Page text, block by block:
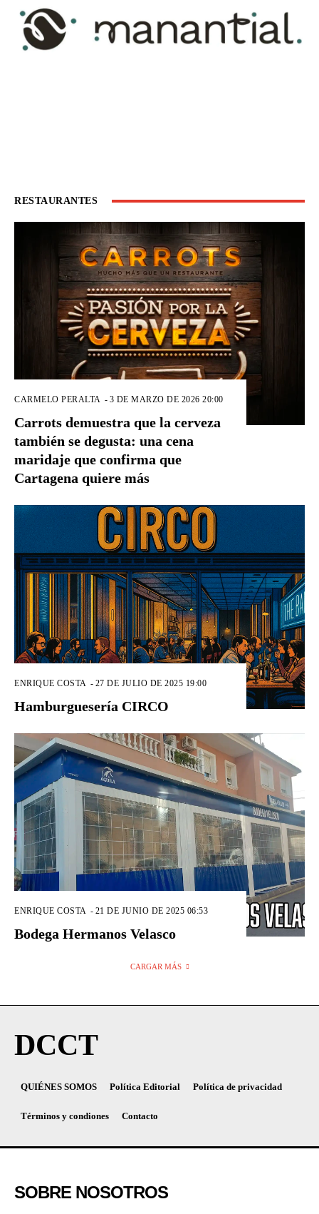
RESTAURANTES
CARMELO PERALTA - 3 DE MARZO DE 2026 20:00
Carrots demuestra que la cerveza
también se degusta: una cena
maridaje que confirma que
Cartagena quiere más
ENRIQUE COSTA - 27 DE JULIO DE 2025 19:00
Hamburguesería CIRCO
ENRIQUE COSTA - 21 DE JUNIO DE 2025 06:53
Bodega Hermanos Velasco
CARGAR MÁS
DCCT
QUIÉNES SOMOS Política Editorial Política de privacidad
Términos y condiones Contacto
SOBRE NOSOTROS